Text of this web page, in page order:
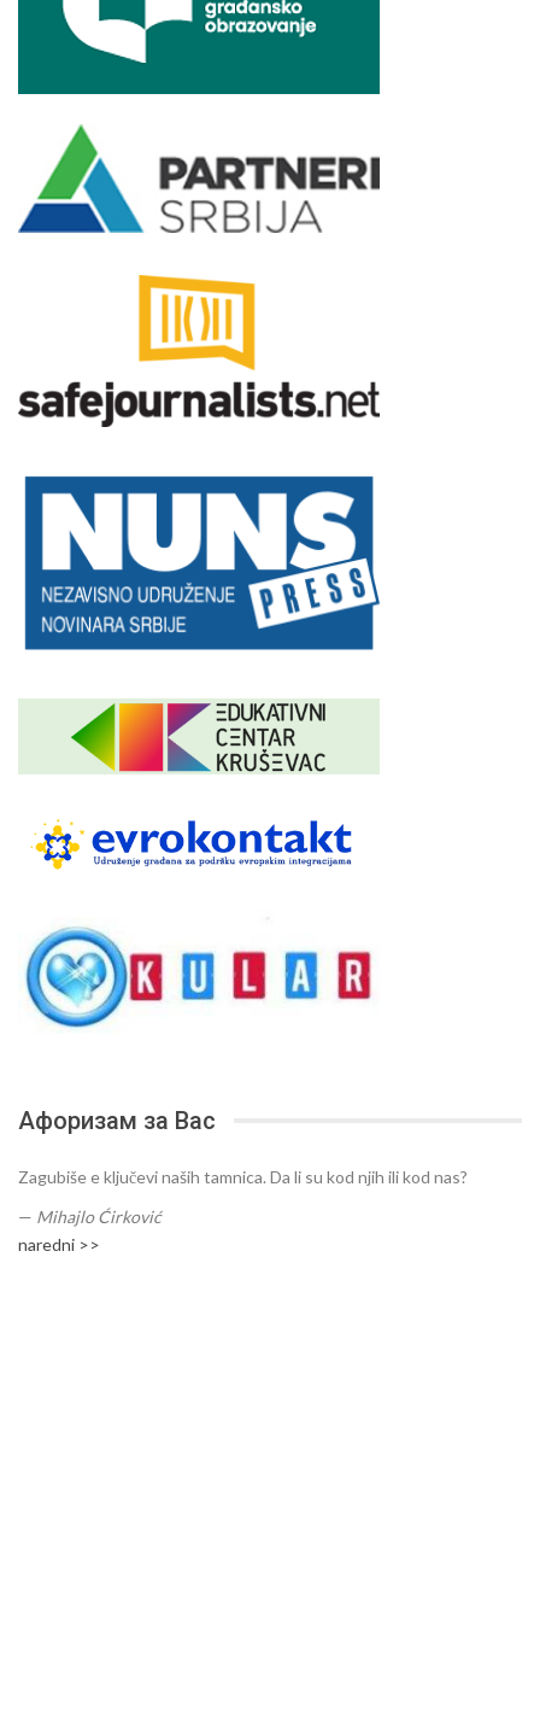
Афоризам за Вас
Zagubiše e ključevi naših tamnica. Da li su kod njih ili kod nas?
— Mihajlo Ćirković
naredni >>